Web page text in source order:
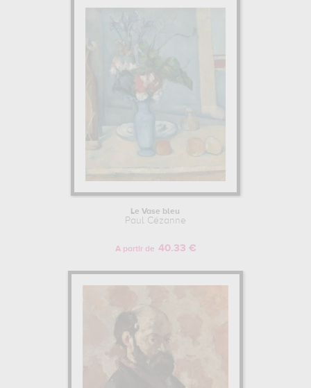
Le Vase bleu
Paul Cézanne
A partir de 40.33 €